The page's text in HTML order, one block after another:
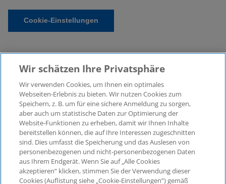
Cookie-Einstellungen
© 2026 KPMG Law Rechtsanwaltsgesellschaft mbH,
associated with KPMG AG
Wirtschaftsprüfungsgesellschaft, a public limited
company under German law and a member of the
global KPMG organisation of independent member
firms affiliated with KPMG International Limited, a
Wir schätzen Ihre Privatsphäre
Wir verwenden Cookies, um Ihnen ein optimales
Webseiten-Erlebnis zu bieten. Wir nutzen Cookies zum
Speichern, z. B. um für eine sichere Anmeldung zu sorgen,
aber auch um statistische Daten zur Optimierung der
Website-Funktionen zu erheben, damit wir Ihnen Inhalte
bereitstellen können, die auf Ihre Interessen zugeschnitten
sind. Dies umfasst die Speicherung und das Auslesen von
personenbezogenen und nicht-personenbezogenen Daten
aus Ihrem Endgerät. Wenn Sie auf „Alle Cookies
akzeptieren“ klicken, stimmen Sie der Verwendung dieser
Cookies (Auflistung siehe „Cookie-Einstellungen“) gemäß